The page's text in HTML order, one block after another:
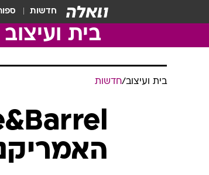
חדשות
בית ועיצוב
בית ועיצוב/חדשות